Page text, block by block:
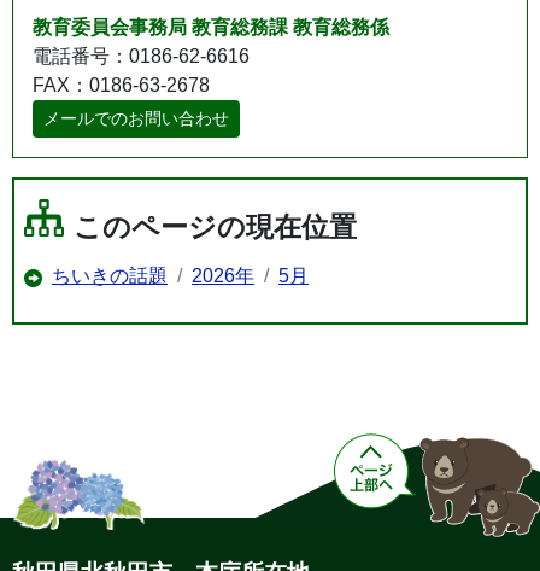
教育委員会事務局 教育総務課 教育総務係
電話番号：0186-62-6616
FAX：0186-63-2678
メールでのお問い合わせ
このページの現在位置
ちいきの話題 2026年 5月